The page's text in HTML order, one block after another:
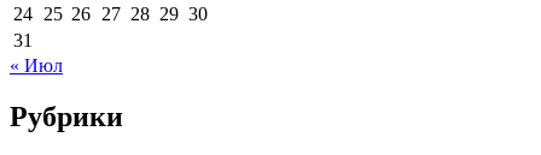
24 25 26 27 28 29 30
31
« Июл
Рубрики